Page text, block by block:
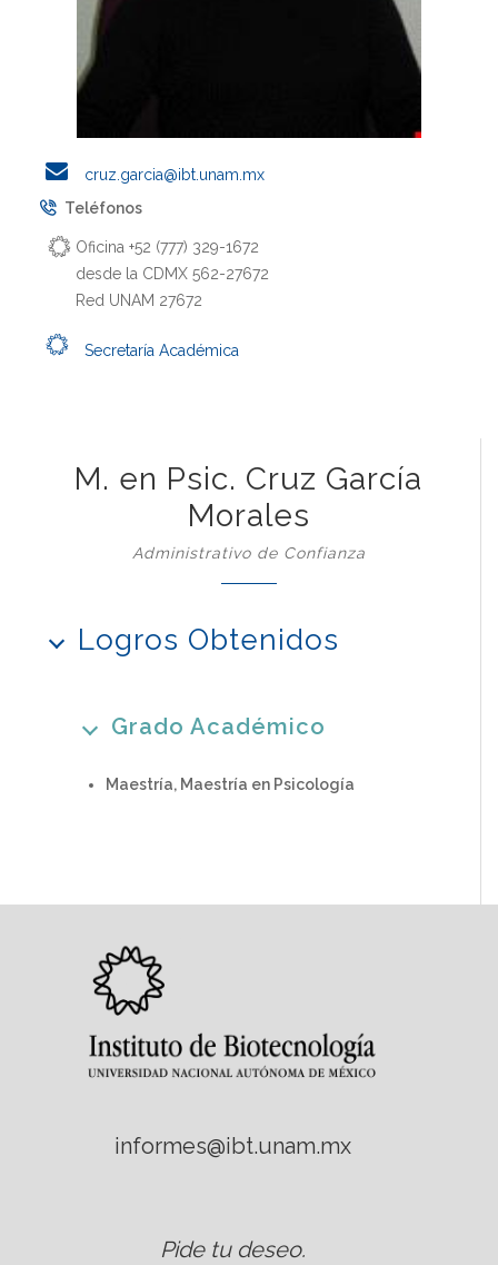
cruz.garcia@ibt.unam.mx
Teléfonos
Oficina +52 (777) 329-1672
desde la CDMX 562-27672
Red UNAM 27672
Secretaría Académica
M. en Psic. Cruz García
Morales
Administrativo de Confianza
Logros Obtenidos
Grado Académico
Maestría, Maestría en Psicología
informes@ibt.unam.mx
Pide tu deseo.